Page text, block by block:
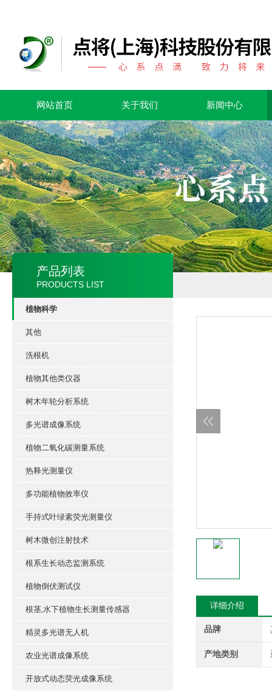
网站首页 关于我们 新闻中心
产品列表
PRODUCTS LIST
植物科学
其他
洗根机
植物其他类仪器
树木年轮分析系统
多光谱成像系统
植物二氧化碳测量系统
热释光测量仪
多功能植物效率仪
手持式叶绿素荧光测量仪
树木微创注射技术
根系生长动态监测系统
植物倒伏测试仪
根茎,水下植物生长测量传感器
精灵多光谱无人机
农业光谱成像系统
开放式动态荧光成像系统
详细介绍
品牌
产地类别